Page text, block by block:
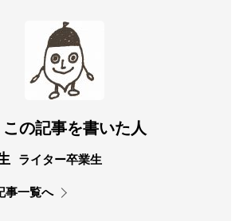
この記事を書いた人
ライター卒業生
事一覧へ